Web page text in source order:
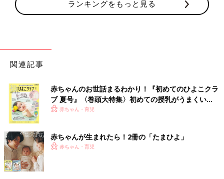
ランキングをもっと見る
関連記事
赤ちゃんのお世話まるわかり！『初めてのひよこクラ
ブ 夏号』〈巻頭大特集〉初めての授乳がうまくい
く！ おっぱい・ミルクの基本と夏のトラブル 解決テ
赤ちゃん・育児
赤ちゃんが生まれたら！2冊の「たまひよ」
赤ちゃん・育児